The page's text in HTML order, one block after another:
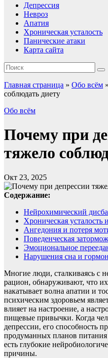
Депрессия
Невроз
Апатия
Хроническая усталость
Панические атаки
Карта сайта
Главная страница » Обо всём »
соблюдать диету
Обо всём
Почему при
тяжело
Окт 23, 2025
Содержание:
Нейрохимический
Хроническая усталость
Ангедония и потеря
Поведенческая
Эмоциональное
Нарушения сна и
Многие люди, сталкиваясь с
рацион, обнаруживают, что
накатывает волна апатии и
психическим здоровьем
влияет на настроение, а
пищевые привычки. Когда
депрессии, его способность
продуманных планов питания
есть глубокие
причины.